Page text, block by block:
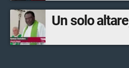
Un solo